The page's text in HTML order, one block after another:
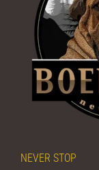
NEVER STOP